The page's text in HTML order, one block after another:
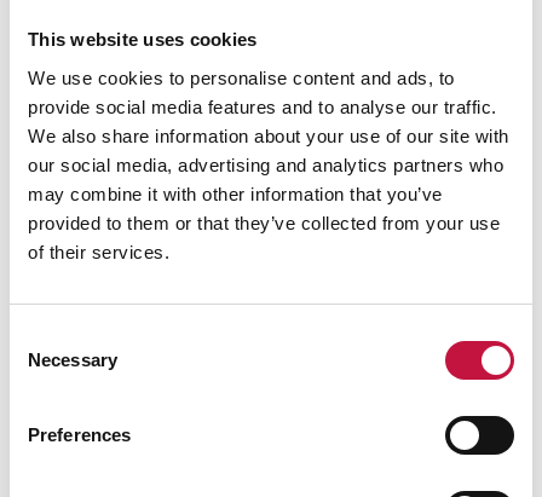
This website uses cookies
We use cookies to personalise content and ads, to
provide social media features and to analyse our traffic.
We also share information about your use of our site with
our social media, advertising and analytics partners who
may combine it with other information that you’ve
provided to them or that they’ve collected from your use
of their services.
Selection
Necessary
Preferences
jätteen kanssa. Kun kompostin lämpötila nousee
korkealle, muumiotaudin aiheuttajasieni
tuhoutuu, eikä tauti leviä kompostimullan
mukana.
Jos kiinteistösi on liittynyt biojätteen keräykseen,
voit laittaa omenia biojätteen keräysastiaan.
Täytä biojätteen keräysastia vain puoleen väliin
asti, ettei astia tule liian painavaksi. Jos
Voit tuoda omenoita
Polvijärven jäteasemalle
henkilöautolla tai peräkärryllä tuotuna maksaa